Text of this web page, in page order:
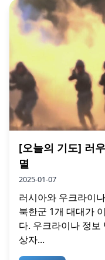
[오늘의 기도] 러
멸
2025-01-07
러시아와 우크라이
북한군 1개 대대가
다. 우크라이나 정
상자...